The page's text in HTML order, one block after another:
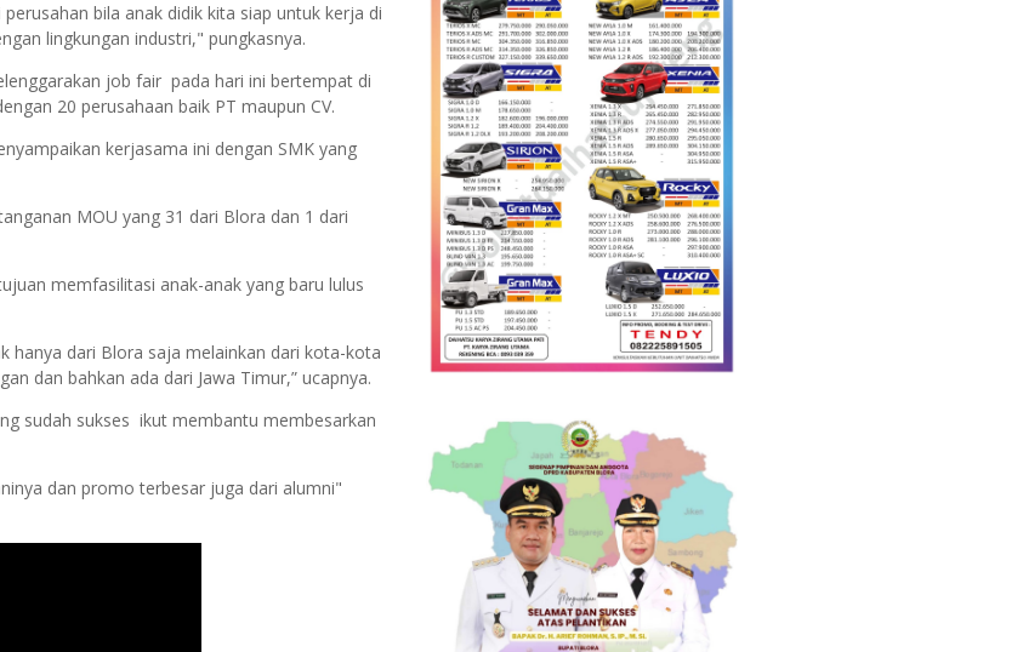
bila anak didik kita siap untuk kerja di
lingkungan industri," pungkasnya.
job fair pada hari ini bertempat di
20 perusahaan baik PT maupun CV.
kerjasama ini dengan SMK yang
MOU yang 31 dari Blora dan 1 dari
memfasilitasi anak-anak yang baru lulus
hanya dari Blora saja melainkan dari kota-kota
dan bahkan ada dari Jawa Timur,” ucapnya.
sudah sukses ikut membantu membesarkan
dan promo terbesar juga dari alumni"